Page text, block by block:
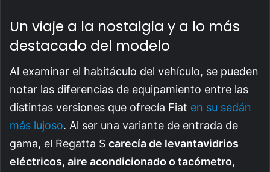
Un viaje a la nostalgia y a lo más
destacado del modelo
Al examinar el habitáculo del vehículo, se pueden
notar las diferencias de equipamiento entre las
distintas versiones que ofrecía Fiat en su sedán
más lujoso. Al ser una variante de entrada de
gama, el Regatta S carecía de levantavidrios
eléctricos, aire acondicionado o tacómetro,